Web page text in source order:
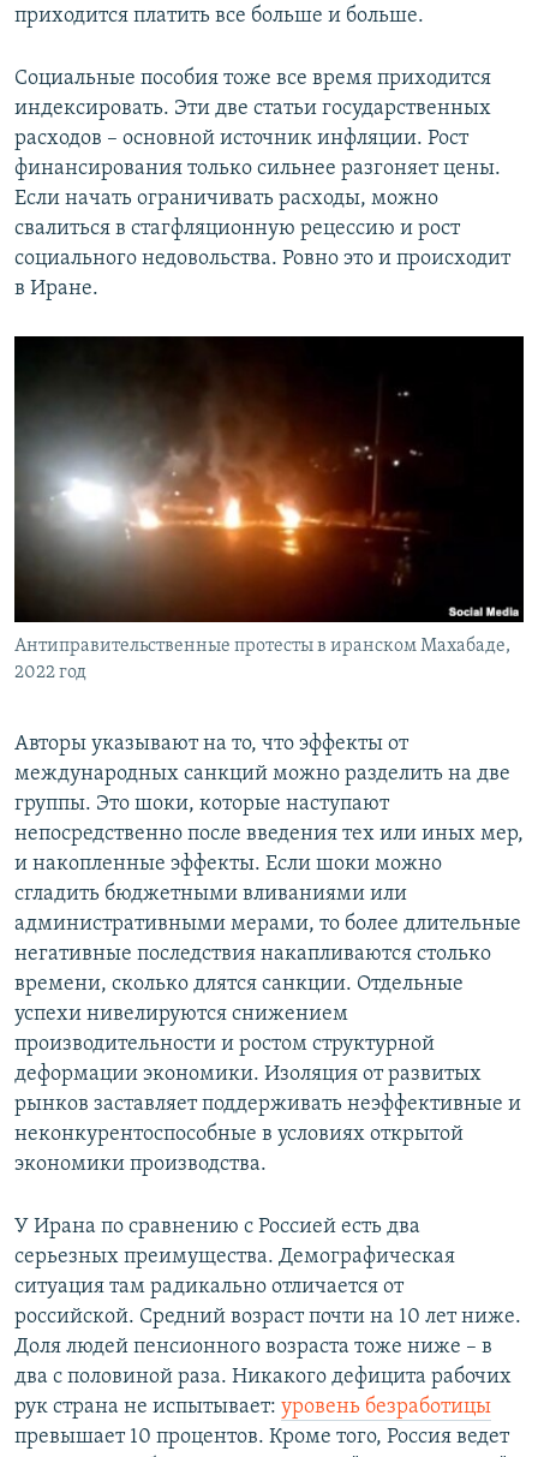
приходится платить все больше и больше.
Социальные пособия тоже все время приходится
индексировать. Эти две статьи государственных
расходов – основной источник инфляции. Рост
финансирования только сильнее разгоняет цены.
Если начать ограничивать расходы, можно
свалиться в стагфляционную рецессию и рост
социального недовольства. Ровно это и происходит
в Иране.
Антиправительственные протесты в иранском Махабаде,
2022 год
Авторы указывают на то, что эффекты от
международных санкций можно разделить на две
группы. Это шоки, которые наступают
непосредственно после введения тех или иных мер,
и накопленные эффекты. Если шоки можно
сгладить бюджетными вливаниями или
административными мерами, то более длительные
негативные последствия накапливаются столько
времени, сколько длятся санкции. Отдельные
успехи нивелируются снижением
производительности и ростом структурной
деформации экономики. Изоляция от развитых
рынков заставляет поддерживать неэффективные и
неконкурентоспособные в условиях открытой
экономики производства.
У Ирана по сравнению с Россией есть два
серьезных преимущества. Демографическая
ситуация там радикально отличается от
российской. Средний возраст почти на 10 лет ниже.
Доля людей пенсионного возраста тоже ниже – в
два с половиной раза. Никакого дефицита рабочих
рук страна не испытывает: уровень безработицы
превышает 10 процентов. Кроме того, Россия ведет